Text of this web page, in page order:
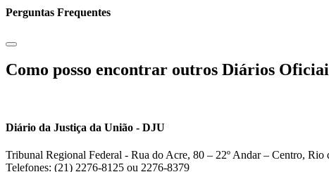
Perguntas Frequentes
Como posso encontrar outros Diários
Diário da Justiça da União - DJU
Tribunal Regional Federal - Rua do Acre, 80 – 22º Andar – Centro, Rio
Telefones: (21) 2276-8125 ou 2276-8379